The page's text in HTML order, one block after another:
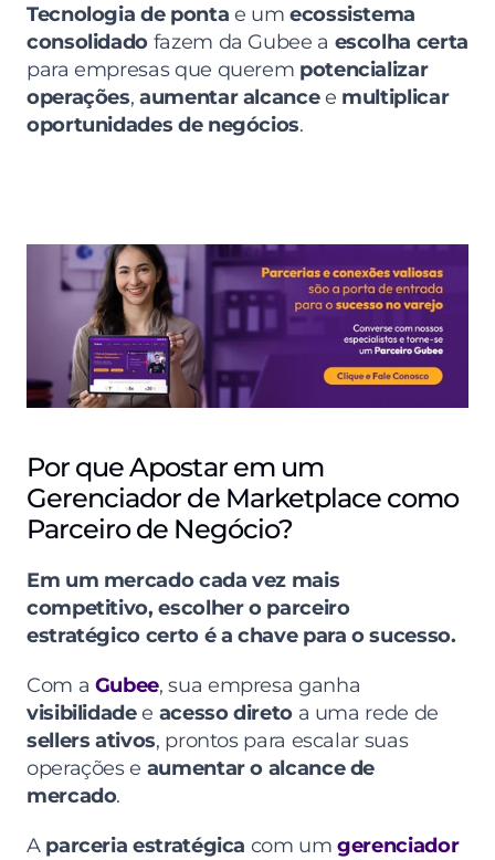
Tecnologia de ponta e um ecossistema
consolidado fazem da Gubee a escolha certa
para empresas que querem potencializar
operações, aumentar alcance e multiplicar
oportunidades de negócios.
Por que Apostar em um
Gerenciador de Marketplace como
Parceiro de Negócio?
Em um mercado cada vez mais
competitivo, escolher o parceiro
estratégico certo é a chave para o sucesso.
Com a Gubee
visibilidade e acesso direto
sellers ativos, prontos para escalar suas
operações e aumentar o alcance de
mercado.
A parceria estratégica com um gerenciador